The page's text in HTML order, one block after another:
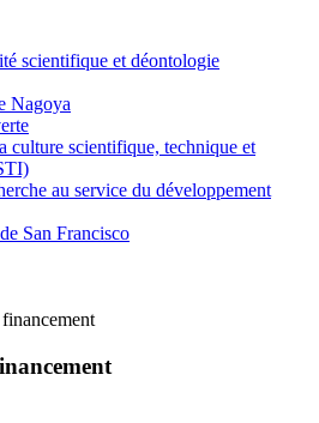
scientifique et déontologie
Nagoya
culture scientifique, technique et
au service du développement
San Francisco